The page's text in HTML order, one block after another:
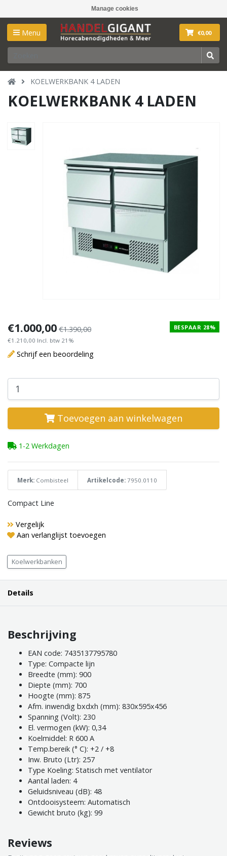
Manage cookies
Menu €0,00
KOELWERKBANK 4 LADEN
KOELWERKBANK 4 LADEN
€1.000,00 €1.390,00
€1.210,00 Incl. btw 21%
BESPAAR 28%
Schrijf een beoordeling
Toevoegen aan winkelwagen
1-2 Werkdagen
Merk: Combisteel Artikelcode: 7950.0110
Compact Line
Vergelijk
Aan verlanglijst toevoegen
Koelwerkbanken
Details
Beschrijving
EAN code: 7435137795780
Type: Compacte lijn
Breedte (mm): 900
Diepte (mm): 700
Hoogte (mm): 875
Afm. inwendig bxdxh (mm): 830x595x456
Spanning (Volt): 230
El. vermogen (kW): 0,34
Koelmiddel: R 600 A
Temp.bereik (° C): +2 / +8
Inw. Bruto (Ltr): 257
Type Koeling: Statisch met ventilator
Aantal laden: 4
Geluidsniveau (dB): 48
Ontdooisysteem: Automatisch
Gewicht bruto (kg): 99
Reviews